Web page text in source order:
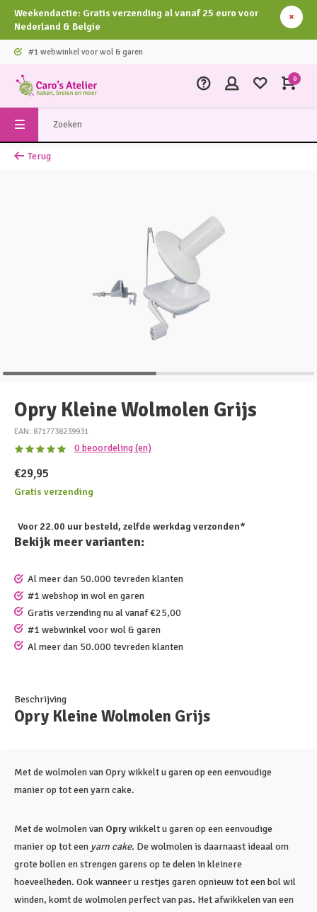
Weekendactie: Gratis verzending al vanaf 25 euro voor
Nederland & Belgie
#1 webwinkel voor wol & garen
0
Terug
Opry Kleine Wolmolen Grijs
EAN: 8717738239931
0 beoordeling (en)
€29,95
Gratis verzending
Voor 22.00 uur besteld, zelfde werkdag verzonden*
Bekijk meer varianten:
Al meer dan 50.000 tevreden klanten
#1 webshop in wol en garen
Gratis verzending nu al vanaf €25,00
#1 webwinkel voor wol & garen
Al meer dan 50.000 tevreden klanten
Beschrijving
Opry Kleine Wolmolen Grijs
Met de wolmolen van Opry wikkelt u garen op een eenvoudige
manier op tot een yarn cake.
Met de wolmolen van Oprywikkelt u garen op een eenvoudige
manier op tot een yarn cake. De wolmolen is daarnaast ideaal om
grote bollen en strengen garens op te delen in kleinere
hoeveelheden. Ook wanneer u restjes garen opnieuw tot een bol wil
winden, komt de wolmolen perfect van pas. Het afwikkelen van een